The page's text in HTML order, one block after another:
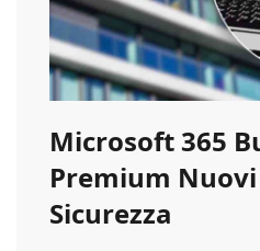
Microsoft 365
Premium
Sicurezza